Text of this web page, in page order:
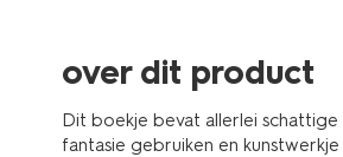
over dit product
Dit boekje bevat allerlei schattige
fantasie gebruiken en